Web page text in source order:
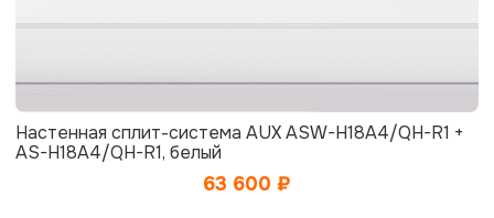
Настенная сплит-система AUX ASW-H18A4/QH-R1 +
AS-H18A4/QH-R1, белый
63 600 ₽